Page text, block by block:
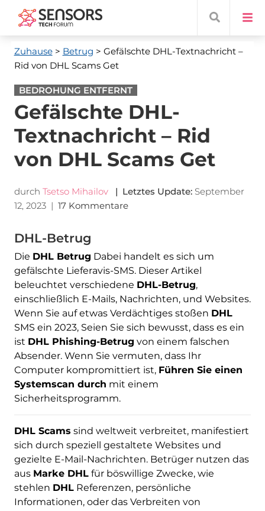
Zuhause> Betrug > Gefälschte DHL-Textnachricht –
Rid von DHL Scams Get
BEDROHUNG ENTFERNT
Gefälschte DHL-
Textnachricht – Rid
von DHL Scams Get
durch Tsetso Mihailov | Letztes Update: September
12, 2023| 17 Kommentare
DHL-Betrug
Die DHL Betrug Dabei handelt es sich um
gefälschte Lieferavis-SMS. Dieser Artikel
beleuchtet verschiedene DHL-Betrug,
einschließlich E-Mails, Nachrichten, und Websites.
Wenn Sie auf etwas Verdächtiges stoßen DHL
SMS ein 2023, Seien Sie sich bewusst, dass es ein
ist DHL Phishing-Betrug von einem falschen
Absender. Wenn Sie vermuten, dass Ihr
Computer kompromittiert ist, Führen Sie einen
Systemscan durch mit einem
Sicherheitsprogramm.
DHL Scams sind weltweit verbreitet, manifestiert
sich durch speziell gestaltete Websites und
gezielte E-Mail-Nachrichten. Betrüger nutzen das
aus Marke DHLfür böswillige Zwecke, wie
stehlen DHLReferenzen, persönliche
Informationen, oder das Verbreiten von